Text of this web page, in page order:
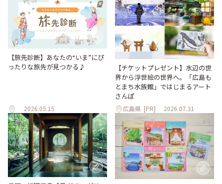
【旅先診断】あなたの“いま”にぴ
ったりな旅先が見つかる♪
2026.05.15
【チケットプレゼント】水辺の世
界から浮世絵の世界へ。「広島も
とまち水族館」ではじまるアート
さんぽ
広島県 [PR] 2026.07.31